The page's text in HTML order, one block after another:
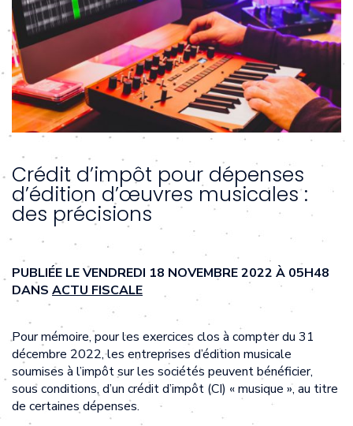
Crédit d’impôt pour dépenses
d’édition d’œuvres musicales :
des précisions
PUBLIÉE LE VENDREDI 18 NOVEMBRE 2022 À 05H48
DANS ACTU FISCALE
Pour mémoire, pour les exercices clos à compter du 31
décembre 2022, les entreprises d’édition musicale
soumises à l’impôt sur les sociétés peuvent bénéficier,
sous conditions, d’un crédit d’impôt (CI) « musique », au titre
de certaines dépenses.